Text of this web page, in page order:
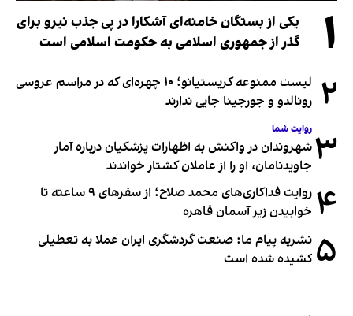
۱
یکی از بستگان خامنه‌ای آشکارا در پی جذب نیرو برای
گذر از جمهوری اسلامی به حکومت اسلامی است
۲
لیست ممنوعه کریستیانو؛ ۱۰ چهره‌ای که در مراسم عروسی
رونالدو و جورجینا جایی ندارند
۳ روایت شما
شهروندان در واکنش به اظهارات پزشکیان درباره آمار
جاویدنامان، او را از عاملان کشتار خواندند
۴
روایت فداکاری‌های محمد صلاح؛ از سفرهای ۹ ساعته تا
خوابیدن زیر آسمان قاهره
۵ نشریه پیام ما: صنعت گردشگری ایران عملا به تعطیلی
کشیده شده است